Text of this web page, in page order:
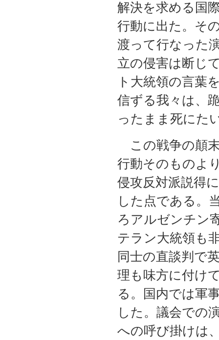
解決を求める国
行動に出た。そ
渡って行なった
立の侵害は断じ
ト大統領の言葉
信ずる我々は、
ったまま死にた
この戦争の顛
行動そのものよ
侵攻反対派説得
した点である。
ろアルゼンチン
テラン大統領も
同士の直談判で
理も味方に付け
る。国内では軍
した。議会での
への呼び掛けは